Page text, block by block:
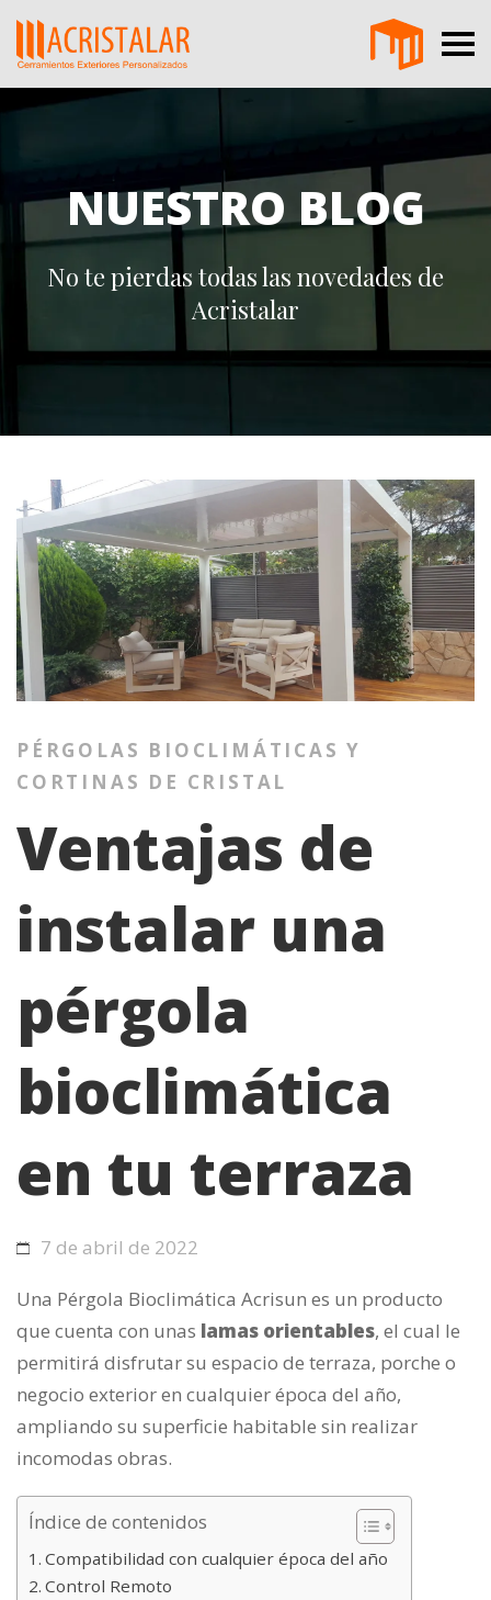
NUESTRO BLOG
No te pierdas todas las novedades de
Acristalar
PÉRGOLAS BIOCLIMÁTICAS Y
CORTINAS DE CRISTAL
Ventajas de
instalar una
pérgola
bioclimática
en tu terraza
7 de abril de 2022
Una Pérgola Bioclimática Acrisun es un producto
que cuenta con unas lamas orientables, el cual le
permitirá disfrutar su espacio de terraza, porche o
negocio exterior en cualquier época del año,
ampliando su superficie habitable sin realizar
incomodas obras.
Índice de contenidos
Compatibilidad con cualquier época del año
Control Remoto